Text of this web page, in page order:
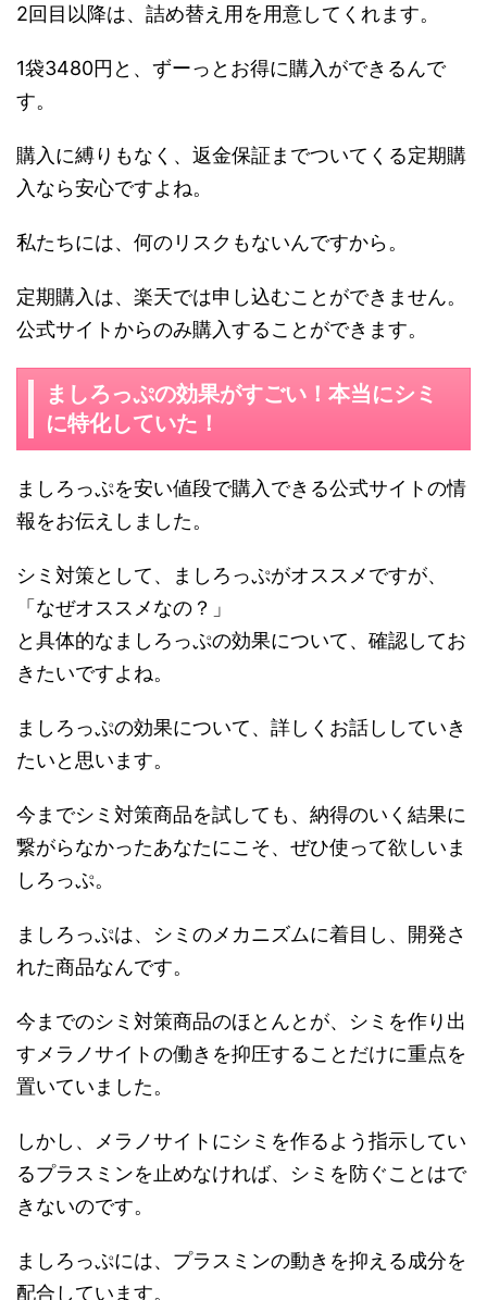
2回目以降は、詰め替え用を用意してくれます。
1袋3480円と、ずーっとお得に購入ができるんで
す。
購入に縛りもなく、返金保証までついてくる定期購
入なら安心ですよね。
私たちには、何のリスクもないんですから。
定期購入は、楽天では申し込むことができません。
公式サイトからのみ購入することができます。
ましろっぷの効果がすごい！本当にシミ
に特化していた！
ましろっぷを安い値段で購入できる公式サイトの情
報をお伝えしました。
シミ対策として、ましろっぷがオススメですが、
「なぜオススメなの？」
と具体的なましろっぷの効果について、確認してお
きたいですよね。
ましろっぷの効果について、詳しくお話ししていき
たいと思います。
今までシミ対策商品を試しても、納得のいく結果に
繋がらなかったあなたにこそ、ぜひ使って欲しいま
しろっぷ。
ましろっぷは、シミのメカニズムに着目し、開発さ
れた商品なんです。
今までのシミ対策商品のほとんとが、シミを作り出
すメラノサイトの働きを抑圧することだけに重点を
置いていました。
しかし、メラノサイトにシミを作るよう指示してい
るプラスミンを止めなければ、シミを防ぐことはで
きないのです。
ましろっぷには、プラスミンの動きを抑える成分を
配合しています。